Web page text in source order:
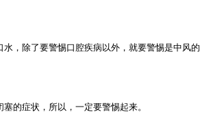
，除了要警惕口腔疾病以外，就要警惕是中风的
的症状，所以，一定要警惕起来。